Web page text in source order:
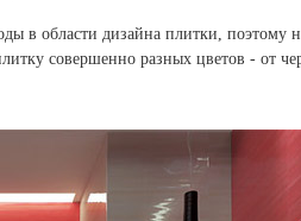
в области дизайна плитки, поэтому
совершенно разных цветов - от